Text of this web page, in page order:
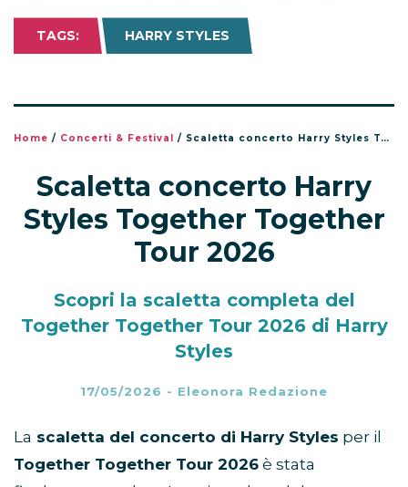
TAGS: HARRY STYLES
Home / Concerti & Festival / Scaletta concerto Harry Styles Together Together Tour 2026
Scaletta concerto Harry
Styles Together Together
Tour 2026
Scopri la scaletta completa del
Together Together Tour 2026 di Harry
Styles
17/05/2026 - Eleonora Redazione
La scaletta del concerto di Harry Styles per il
Together Together Tour 2026 è stata